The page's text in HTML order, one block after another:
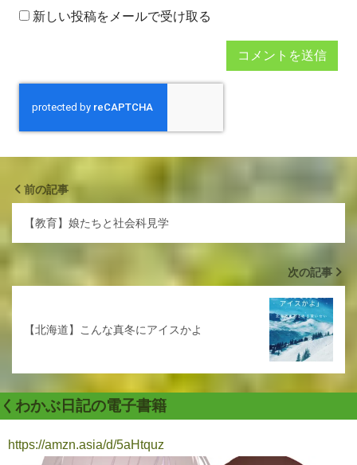
新しい投稿をメールで受け取る
前の記事
【教育】娘たちと社会科見学
次の記事
【北海道】こんな真冬にアイスかよ
くわかぶ日記の電子書籍
https://amzn.asia/d/5aHtquz